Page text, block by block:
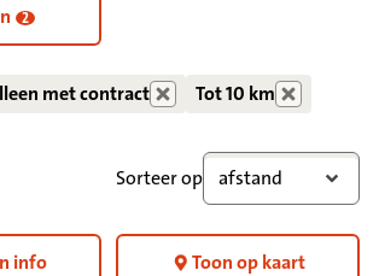
2
met contract Tot 10 km
Sorteer op afstand
info Toon op kaart